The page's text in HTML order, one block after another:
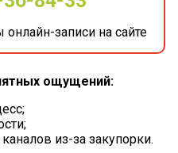
записи на сайте
ощущений:
из-за закупорки.